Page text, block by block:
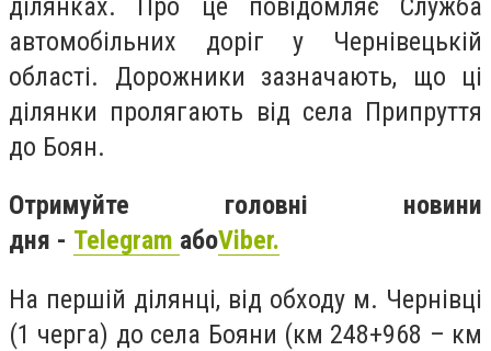
автомобільних доріг у Чернівецькій
області. Дорожники зазначають, що ці
ділянки пролягають від села Припруття
до Боян.
Отримуйте головні новини
дня - Telegram абоViber.
На першій ділянці, від обходу м. Чернівці
(1 черга) до села Бояни (км 248+968 – км